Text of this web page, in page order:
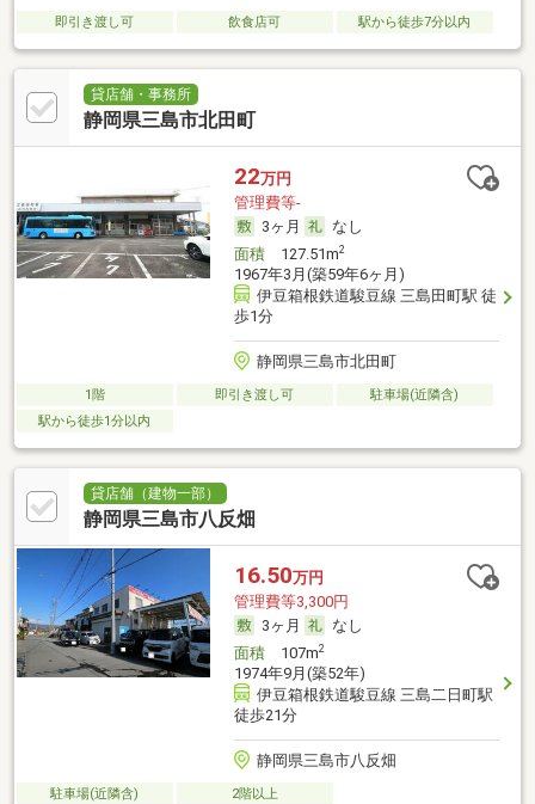
即引き渡し可 飲食店可 駅から徒歩7分以内
貸店舗・事務所
静岡県三島市北田町
22万円
管理費等-
3ヶ月
なし
面積127.51m2
1967年3月(築59年6ヶ月)
伊豆箱根鉄道駿豆線 三島田町駅 徒
歩1分
静岡県三島市北田町
1階 即引き渡し可
駐車場(近隣含)
駅から徒歩1分以内
貸店舗（建物一部）
静岡県三島市八反畑
16.50万円
管理費等3,300円
3ヶ月
なし
面積107m2
1974年9月(築52年)
伊豆箱根鉄道駿豆線 三島二日町駅
徒歩21分
静岡県三島市八反畑
駐車場(近隣含) 2階以上